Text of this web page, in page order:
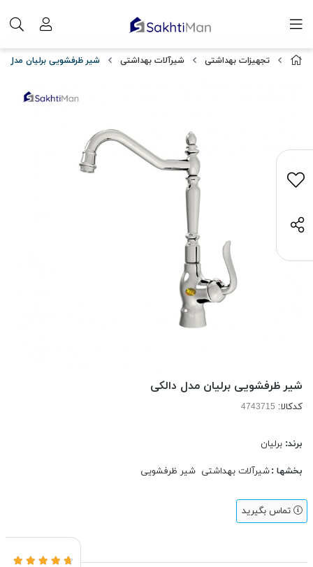
تجهیزات بهداشتی شیرآلات بهداشتی شیر ظرفشویی برلیان مدل
شیر ظرفشویی برلیان مدل دالکی
کدکالا:
برند: برلیان
بخشها :شیرآلات بهداشتی شیر ظرفشویی
تماس بگیرید